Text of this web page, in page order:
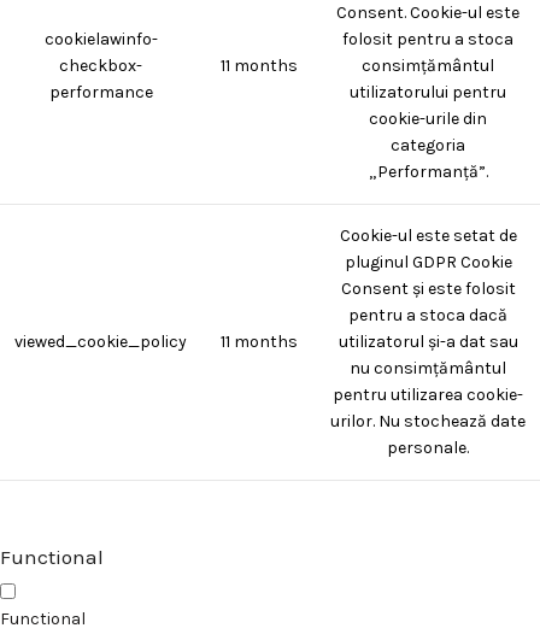
cookielawinfo-
checkbox-
performance
11 months
Consent. Cookie-ul este
folosit pentru a stoca
consimțământul
utilizatorului pentru
cookie-urile din
categoria
„Performanță”.
viewed_cookie_policy 11 months
Cookie-ul este setat de
pluginul GDPR Cookie
Consent și este folosit
pentru a stoca dacă
utilizatorul și-a dat sau
nu consimțământul
pentru utilizarea cookie-
urilor. Nu stochează date
personale.
Functional
Functional